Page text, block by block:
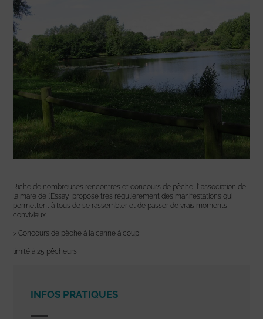
Riche de nombreuses rencontres et concours de pêche, l’ association de
la mare de l’Essay propose très régulièrement des manifestations qui
permettent à tous de se rassembler et de passer de vrais moments
conviviaux.
> Concours de pêche à la canne à coup
limité à 25 pêcheurs
INFOS PRATIQUES